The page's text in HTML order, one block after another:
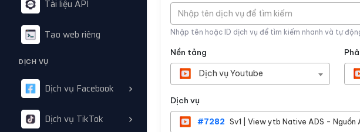
Tài liệu API
Tạo web riêng
DỊCH VỤ
Dịch vụ Facebook
Dịch vụ TikTok
Nhập tên dịch vụ để tìm kiếm
Nhập tên hoặc ID dịch vụ để tìm kiếm nhanh và tự
Nền tảng
Dịch vụ Youtube
Dịch vụ
#7282 Sv1 | View ytb Native ADS -